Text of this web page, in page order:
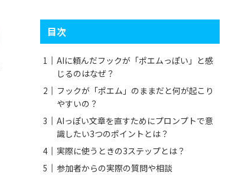
目次
AIに頼んだフックが「ポエムっぽい」と感
じるのはなぜ？
フックが「ポエム」のままだと何が起こり
やすいの？
AIっぽい文章を直すためにプロンプトで意
識したい3つのポイントとは？
実際に使うときの3ステップとは？
参加者からの実際の質問や相談